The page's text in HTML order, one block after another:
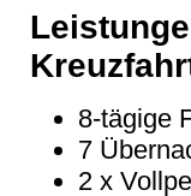
8-tägige
7
2 x